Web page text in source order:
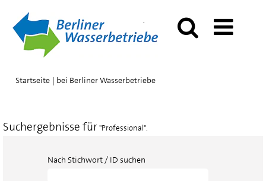
Startseite | bei Berliner Wasserbetriebe(aktuelle
Suchergebnisse für"Professional".
Nach Stichwort / ID suchen